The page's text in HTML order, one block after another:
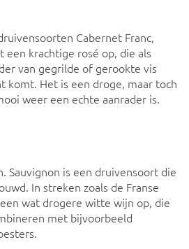
Cabernet Franc,
krachtige rosé op, die als
van gegrilde of gerookte vis
komt. Het is een droge, maar toch
weer een echte aanrader is.
Sauvignon is een druivensoort die
In streken zoals de Franse
wat drogere witte wijn op, die
met bijvoorbeeld